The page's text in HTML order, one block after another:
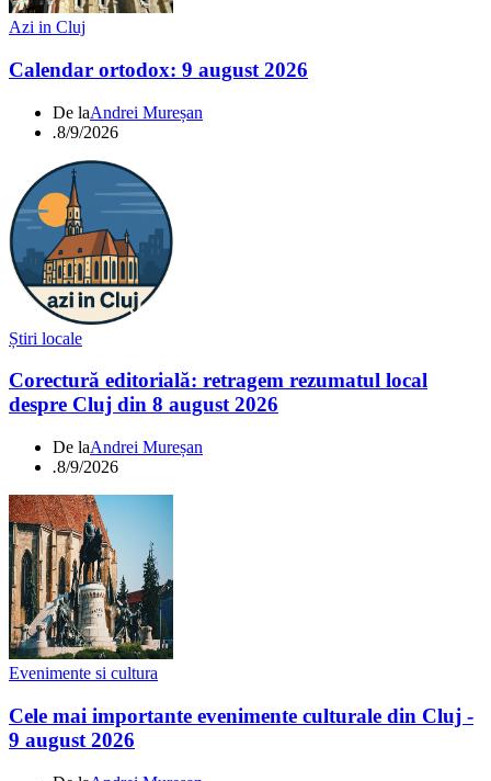
Azi in Cluj
Calendar ortodox: 9 august 2026
De laAndrei Mureșan
.8/9/2026
Știri locale
Corectură editorială: retragem rezumatul local
despre Cluj din 8 august 2026
De laAndrei Mureșan
.8/9/2026
Evenimente si cultura
Cele mai importante evenimente culturale din Cluj -
9 august 2026